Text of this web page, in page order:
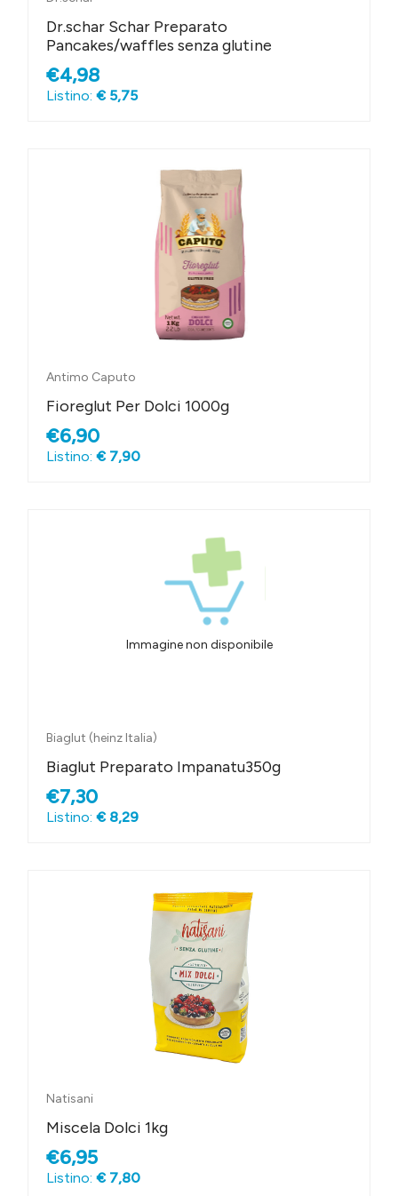
Dr.schar Schar Preparato
Pancakes/waffles senza glutine
€4,98
Listino: € 5,75
Antimo Caputo
Fioreglut Per Dolci 1000g
€6,90
Listino: € 7,90
Immagine non disponibile
Biaglut (heinz Italia)
Biaglut Preparato Impanatu350g
€7,30
Listino: € 8,29
Natisani
Miscela Dolci 1kg
€6,95
Listino: € 7,80